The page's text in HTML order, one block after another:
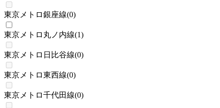
東京メトロ銀座線(0)
東京メトロ丸ノ内線(1)
東京メトロ日比谷線(0)
東京メトロ東西線(0)
東京メトロ千代田線(0)